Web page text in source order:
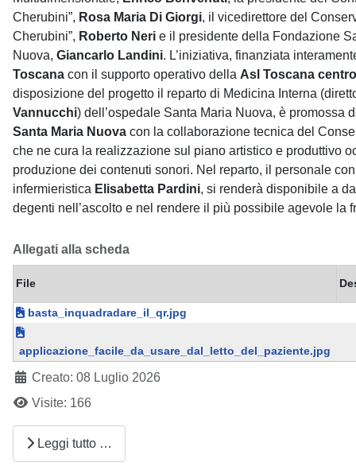
Cherubini”, Rosa Maria Di Giorgi, il vicedirettore del
Cherubini”, Roberto Neri e il presidente della Fondazione
Nuova, Giancarlo Landini. L’iniziativa, finanziata
Toscana con il supporto operativo della Asl Toscana centro
disposizione del progetto il reparto di Medicina Interna
Vannucchi) dell’ospedale Santa Maria Nuova, è promossa
Santa Maria Nuova con la collaborazione tecnica del
che ne cura la realizzazione sul piano artistico e produttivo
produzione dei contenuti sonori. Nel reparto, il personale
infermieristica Elisabetta Pardini, si renderà disponibile a
degenti nell’ascolto e nel rendere il più possibile agevole la
Allegati alla scheda
File
basta_inquadradare_il_qr.jpg
applicazione_facile_da_usare_dal_letto_del_paziente.jpg
Creato: 08 Luglio 2026
Visite: 166
Leggi tutto …